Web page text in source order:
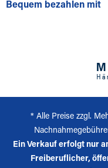
Bequem bezahlen mit
* Alle Preise zzgl.
Ein Verkauf erfolgt nur
Freiberuflicher,